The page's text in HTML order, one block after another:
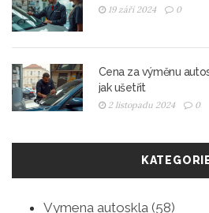
19 září 2024 0
Cena za výměnu
jak ušetřit
2 listopadu 2024 0
Vymena autoskla (58)